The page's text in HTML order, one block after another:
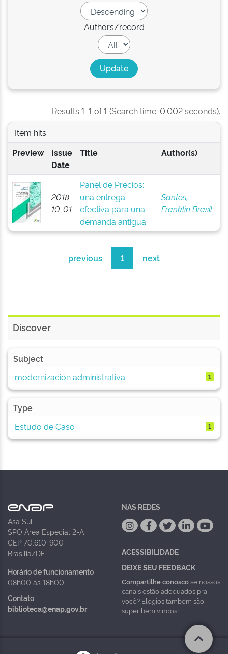
Authors/record
Results 1-1 of 1 (Search time: 0.002 seconds).
Item hits:
Preview
Issue
Date
Title Author(s)
2018-
10-01
Panel de Precios:
una entrega
efectiva para una
demanda antigua
Santos,
Franklin Brasil
previous 1 next
Discover
Subject
modernización administrativa
1
Type
Estudo de Caso
1
Asa Sul
SPO Área Especial 2-A
CEP 70.610-900
Brasília/DF
Horário de funcionamento
08h00 às 18h00
Contato
biblioteca@enap.gov.br
NAS REDES
ACESSIBILIDADE
DEIXE SEU FEEDBACK
Compartilhe conoscose nossos
canais estão adequados pra
você? Elogios também são
super bem vindos!